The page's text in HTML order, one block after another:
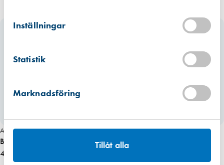
Inställningar
Statistik
Marknadsföring
Tillåt alla
Art. nr 6107
Bahco Stämjärn 424P 25mm
410,00 kr
Art. nr 6108
Bahco Sidavbitare 2171G-160
Finns i lager (5 st)
Hitta hit
Hitta hit